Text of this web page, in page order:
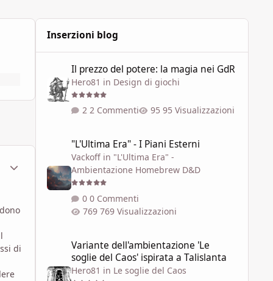
Statistiche Autore
di
Inserzioni blog
Il prezzo del potere: la magia nei GdR
Hero81 in Design di giochi
2 Commenti 95 Visualizzazioni
"L'Ultima Era" - I Piani Esterni
Vackoffin "L'Ultima Era" -
Ambientazione Homebrew D&D
0 Commenti
769 Visualizzazioni
Variante dell'ambientazione 'Le
soglie del Caos' ispirata a Talislanta
Hero81 in Le soglie del Caos